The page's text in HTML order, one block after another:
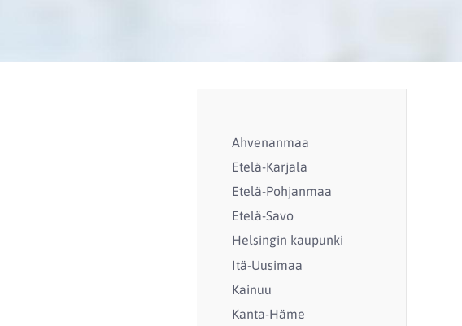
Ahvenanmaa
Etelä-Karjala
Etelä-Pohjanmaa
Etelä-Savo
Helsingin kaupunki
Itä-Uusimaa
Kainuu
Kanta-Häme